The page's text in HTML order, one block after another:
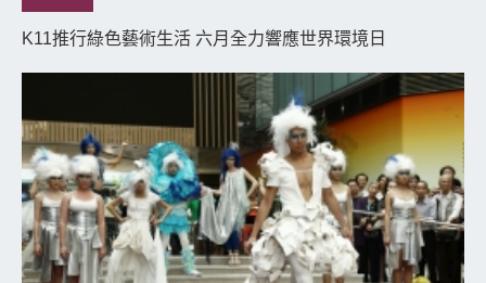
K11推行綠色藝術生活 六月全力響應世界環境日